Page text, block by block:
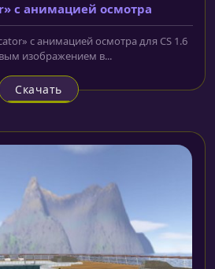
с анимацией осмотра
с анимацией осмотра для CS 1.6
изображением в...
Скачать